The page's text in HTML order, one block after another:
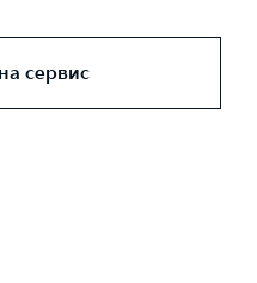
сервис